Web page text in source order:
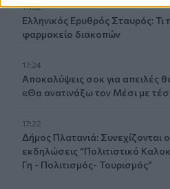
17:32
Ελληνικός Ερυθρός Σταυρός: Τι
φαρμακείο διακοπών
17:24
Aποκαλύψεις σοκ για απειλές
«Θα ανατινάξω τον Μέσι με
17:22
Δήμος Πλατανιά: Συνεχίζονται
εκδηλώσεις “Πολιτιστικό
Γη - Πολιτισμός- Τουρισμός”